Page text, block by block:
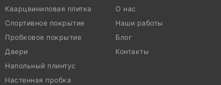
Кварцвиниловая плитка
Спортивное покрытие
Пробковое покрытие
Двери
Напольный плинтус
Настенная пробка
О нас
Наши работы
Блог
Контакты